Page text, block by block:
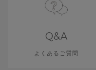
チェーンの先にぶらさがった小
ドを使用しました。
Q&A
よくあるご質問